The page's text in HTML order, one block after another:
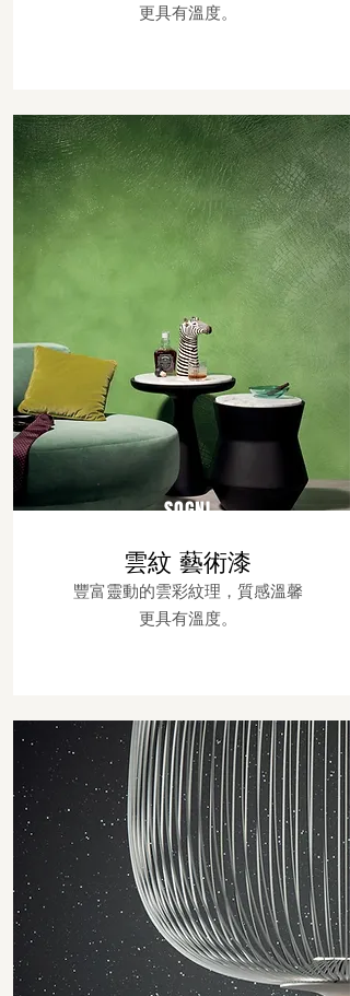
更具有溫度。
SOGNI
雲紋 藝術漆
豐富靈動的雲彩紋理，質感溫馨
更具有溫度。